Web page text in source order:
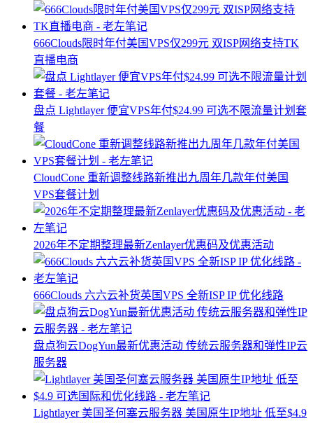
666Clouds限时年付美国VPS仅299元 双ISP网络支持TK
直播电商
盘点 Lightlayer 便宜VPS年付$24.99 可选不限流量计划套
餐
CloudCone 重新调整线路新推出九周年几款年付美国
VPS套餐计划
2026年不定期整理最新Zenlayer优惠码及优惠活动
666Clouds 六六云补货英国VPS 全新ISP IP 优化线路
盘点狗云DogYun最新优惠活动 传统云服务器和弹性IP云
服务器
Lightlayer 美国圣何塞云服务器 美国原生IP地址 低至$4.9